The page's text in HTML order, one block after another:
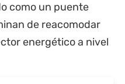
como un puente
de reacomodar
energético a nivel